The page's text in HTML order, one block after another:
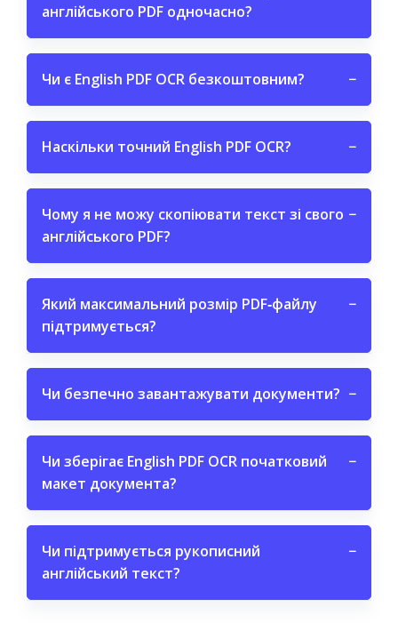
англійського PDF одночасно?
Чи є English PDF OCR безкоштовним? −
Наскільки точний English PDF OCR? −
Чому я не можу скопіювати текст зі свого
англійського PDF?
−
Який максимальний розмір PDF‑файлу
підтримується?
−
Чи безпечно завантажувати документи? −
Чи зберігає English PDF OCR початковий
макет документа?
−
Чи підтримується рукописний
англійський текст?
−